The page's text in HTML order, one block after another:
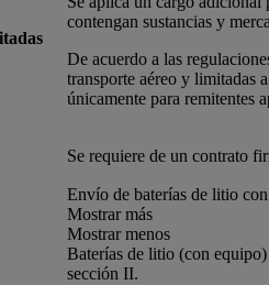
contengan sustancias y
De acuerdo a las
transporte aéreo y limitadas
únicamente para remitentes
Se requiere de un contrato
Envío de baterías de litio
Mostrar más
Mostrar menos
Baterías de litio (con
sección II.